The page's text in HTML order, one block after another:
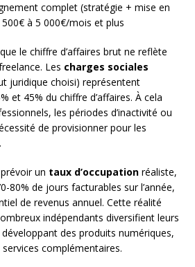
complet (stratégie + mise en
à 5 000€/mois et plus
le chiffre d’affaires brut ne reflète
Les charges sociales
juridique choisi) représentent
et 45% du chiffre d’affaires. À cela
les périodes d’inactivité ou
de provisionner pour les
un taux d’occupation réaliste,
80% de jours facturables sur l’année,
de revenus annuel. Cette réalité
indépendants diversifient leurs
des produits numériques,
complémentaires.